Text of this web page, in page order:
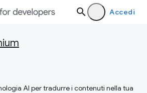
Accedi
AI per tradurre i contenuti nella tua